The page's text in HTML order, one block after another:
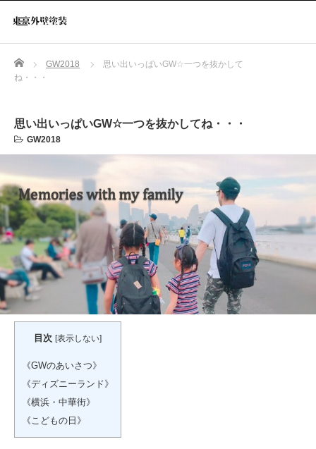
Home GW2018
思い出いっぱいGW☆一つを抜かして
ね・・・
思い出いっぱいGW☆一つを抜かしてね・・・
GW2018
目次 [表示しない]
《GWのあいさつ》
《ディズニーランド》
《横浜・中華街》
《こどもの日》